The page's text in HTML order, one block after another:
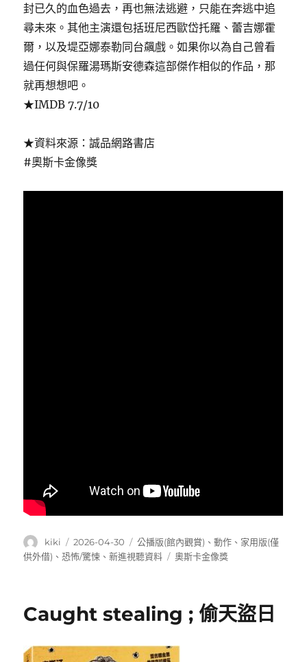
封已久的血色過去，再也無法逃避，只能在奔逃中追
尋未來。其他主演還包括班尼西歐岱托羅、蕾吉娜霍
爾，以及堤亞娜泰勒同台飆戲。如果你以為自己曾看
過任何與保羅湯瑪斯安德森這部傑作相似的作品，那
就再想想吧。
★IMDB 7.7/10
★資料來源：誠品網路書店
#奧斯卡金像獎
作
者
kiki
發
佈
2026-04-30
分
類
公播版(館內觀賞) 、動作 、 家用版(僅
供外借) 、恐怖/驚悚 、新進視聽資料
標
奧斯卡金像獎
Caught stealing ; 偷天盜日